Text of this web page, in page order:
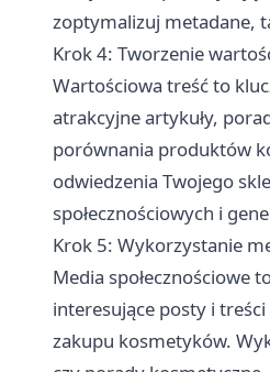
zoptymalizuj metadane,
Krok 4: Tworzenie
Wartościowa treść to
atrakcyjne artykuły,
porównania produktów
odwiedzenia Twojego
społecznościowych i
Krok 5: Wykorzystanie
Media społecznościowe
interesujące posty i
zakupu kosmetyków.